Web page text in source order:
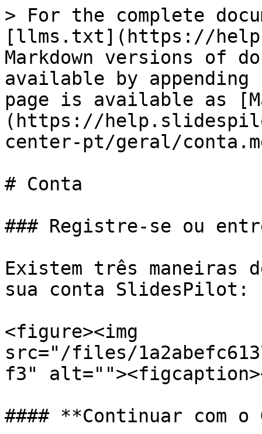
> For the complete
[llms.txt](https://
Markdown versions of
available by
page is available as
(https://
center-pt/geral/
# Conta
### Registre-se ou
Existem três
sua conta SlidesPilot:
<figure><img
src="/files/
f3"
#### **Continuar com o